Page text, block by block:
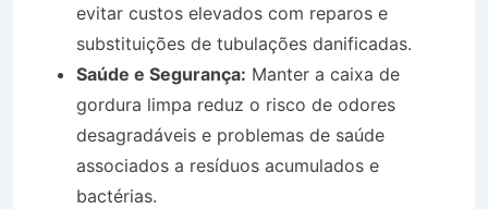
evitar custos elevados com reparos e
substituições de tubulações danificadas.
Saúde e Segurança: Manter a caixa de
gordura limpa reduz o risco de odores
desagradáveis e problemas de saúde
associados a resíduos acumulados e
bactérias.